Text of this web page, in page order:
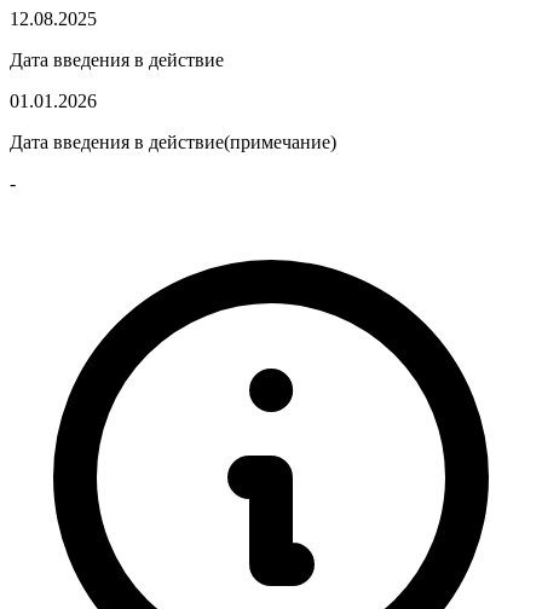
12.08.2025
Дата введения в действие
01.01.2026
Дата введения в действие(примечание)
-